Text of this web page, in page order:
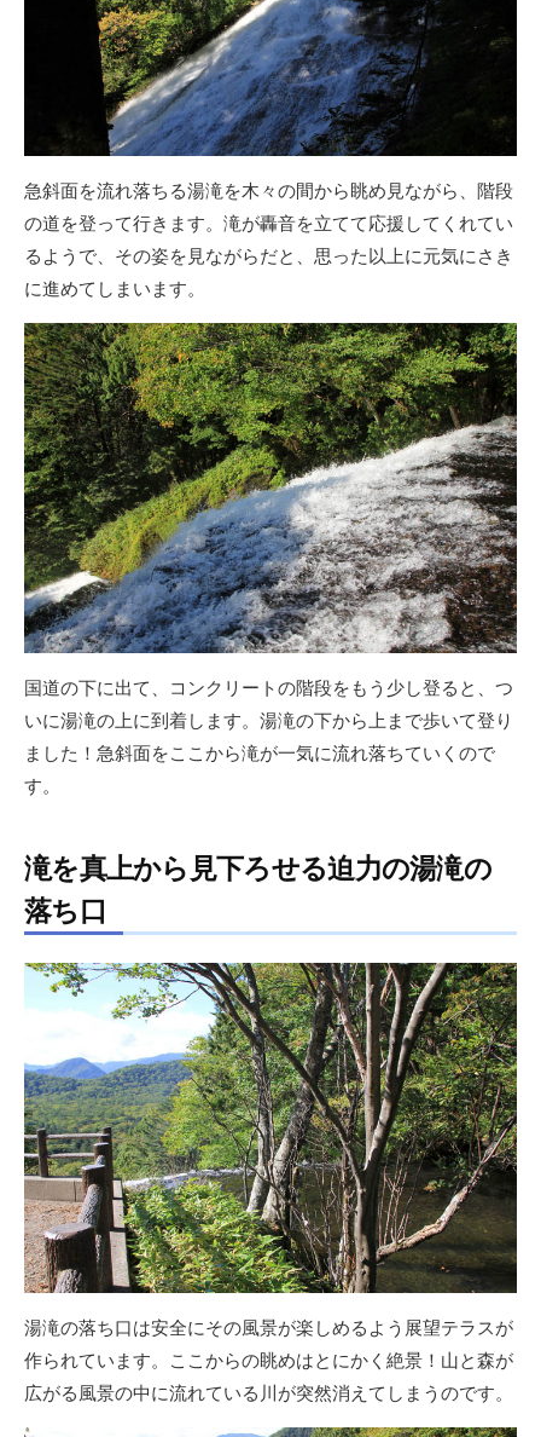
急斜面を流れ落ちる湯滝を木々の間から眺め見ながら、階段
の道を登って行きます。滝が轟音を立てて応援してくれてい
るようで、その姿を見ながらだと、思った以上に元気にさき
に進めてしまいます。
国道の下に出て、コンクリートの階段をもう少し登ると、つ
いに湯滝の上に到着します。湯滝の下から上まで歩いて登り
ました！急斜面をここから滝が一気に流れ落ちていくので
す。
滝を真上から見下ろせる迫力の湯滝の
落ち口
湯滝の落ち口は安全にその風景が楽しめるよう展望テラスが
作られています。ここからの眺めはとにかく絶景！山と森が
広がる風景の中に流れている川が突然消えてしまうのです。